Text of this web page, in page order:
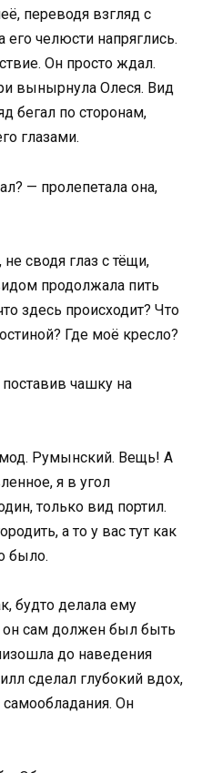
переводя взгляд с
челюсти напряглись.
Он просто ждал.
вынырнула Олеся. Вид
бегал по сторонам,
глазами.
— пролепетала она,
сводя глаз с тёщи,
продолжала пить
здесь происходит? Что
Где моё кресло?
чашку на
Румынский. Вещь! А
я в угол
только вид портил.
а то у вас тут как
было.
будто делала ему
сам должен был быть
до наведения
сделал глубокий вдох,
самообладания. Он